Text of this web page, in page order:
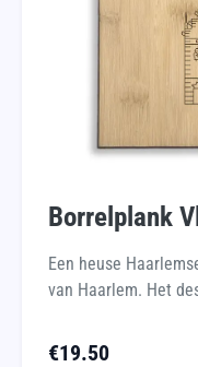
Borrelplank
Een heuse
van Haarlem. Het
€19.50